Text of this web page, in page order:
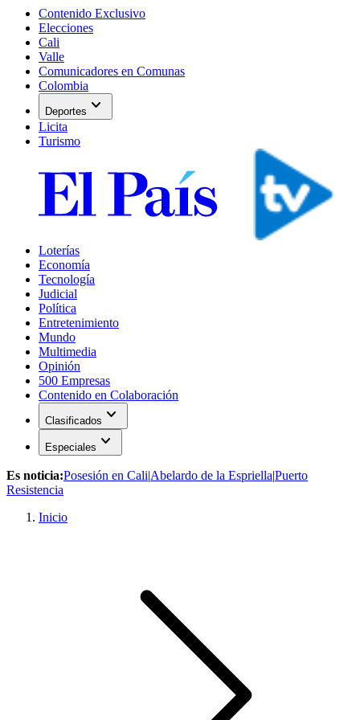
Contenido Exclusivo
Elecciones
Cali
Valle
Comunicadores en Comunas
Colombia
Deportes expand_more
Licita
Turismo
Loterías
Economía
Tecnología
Judicial
Política
Entretenimiento
Mundo
Multimedia
Opinión
500 Empresas
Contenido en Colaboración
Clasificados expand_more
Especiales expand_more
Es noticia:Posesión en Cali|Abelardo de la Espriella|Puerto
Resistencia
Inicio